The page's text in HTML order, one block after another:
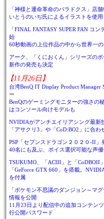
「神様と運命革命のパラドクス」店
いとうのいぢ氏によるイラストを使用
「FINAL FANTASY SUPER FAN コ
始
60秒動画の上位作品の中から世界一の
アーク、「くにおくん」シリーズの
新作の発売も決定
【11月26日】
台湾BenQ IT Display Product Manager
ー
BenQのゲーミングモニターの強さ
はコンソール向けモデルも
NVIDIAがアンチエイリアシング最新
「アサクリ3」や「CoD:BO2」に合
PSP「セブンスドラゴン２０２０-II」
40名にも及ぶ、ボイス選択可能な声
TSUKUMO、「ACIII」と「CoDBOII
「GeForce GTX 660」を搭載。
を付属
「ポケモン不思議のダンジョン～マ
情報を公開
11月23日より配信中の追加コンテン
行公開パスワード